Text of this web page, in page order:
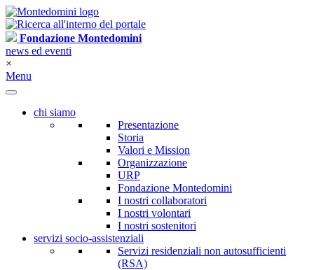
Fondazione Montedomini
news ed eventi
×
Menu
chi siamo
Presentazione
Storia
Valori e Mission
Organizzazione
URP
Fondazione Montedomini
I nostri collaboratori
I nostri volontari
I nostri sostenitori
servizi socio-assistenziali
Servizi residenziali non autosufficienti
(RSA)